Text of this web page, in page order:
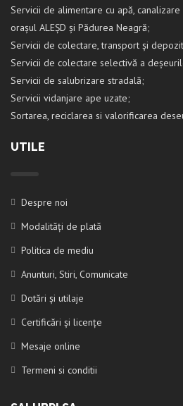
Servicii de alimentare cu apă,
orașul ALEȘD și Pădurea Neagră;
Servicii de colectare, transport și
Servicii de colectare selectivă a
Servicii de salubrizare stradală;
Servicii vidanjare ape uzate;
Sortarea, reciclarea si valorificarea
UTILE
Despre noi
Modalități de plată
Politica de mediu
Anunturi, Stiri, Comunicate
Dotări și utilaje
Certificări și licențe
Mesaje online
Termeni si conditii